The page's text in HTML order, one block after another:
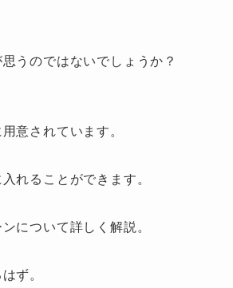
うのではないでしょうか？
意されています。
れることができます。
について詳しく解説。
ず。